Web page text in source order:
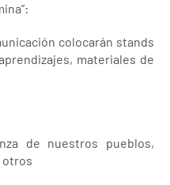
colocarán stands
materiales de
de nuestros pueblos,
otros